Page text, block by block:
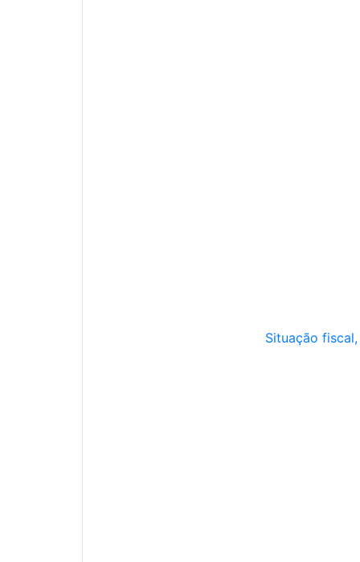
Situação